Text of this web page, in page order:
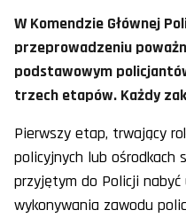
W Komendzie Głównej
przeprowadzeniu
podstawowym
trzech etapów. Każdy
Pierwszy etap, trwający
policyjnych lub ośrodkach
przyjętym do Policji
wykonywania zawodu